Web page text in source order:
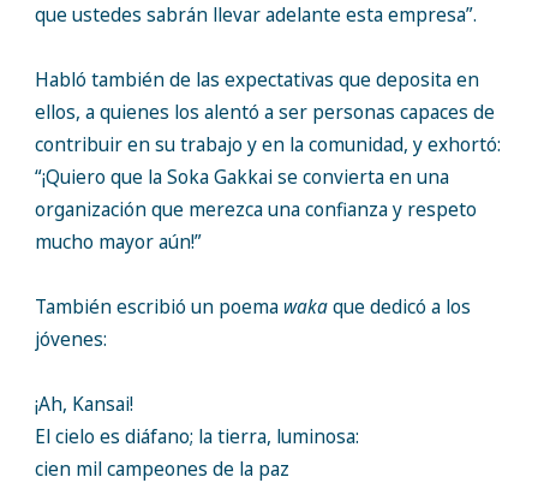
que ustedes sabrán llevar adelante esta empresa”.
Habló también de las expectativas que deposita en
ellos, a quienes los alentó a ser personas capaces de
contribuir en su trabajo y en la comunidad, y exhortó:
“¡Quiero que la Soka Gakkai se convierta en una
organización que merezca una confianza y respeto
mucho mayor aún!”
También escribió un poemawakaque dedicó a los
jóvenes:
¡Ah, Kansai!
El cielo es diáfano; la tierra, luminosa:
cien mil campeones de la paz